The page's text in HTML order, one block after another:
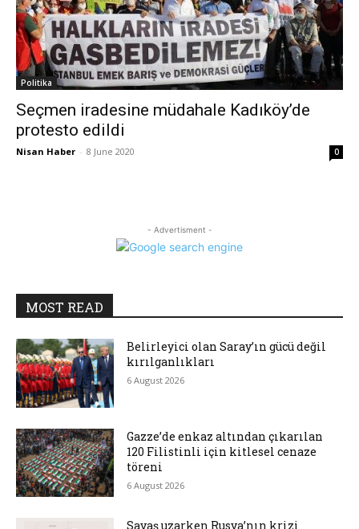
Politika
Seçmen iradesine müdahale Kadıköy’de
protesto edildi
Nisan Haber - 8 June 2020 0
- Advertisment -
MOST READ
Belirleyici olan Saray’ın gücü değil
kırılganlıkları
6 August 2026
Gazze’de enkaz altından çıkarılan
120 Filistinli için kitlesel cenaze
töreni
6 August 2026
Savaş uzarken Rusya’nın krizi